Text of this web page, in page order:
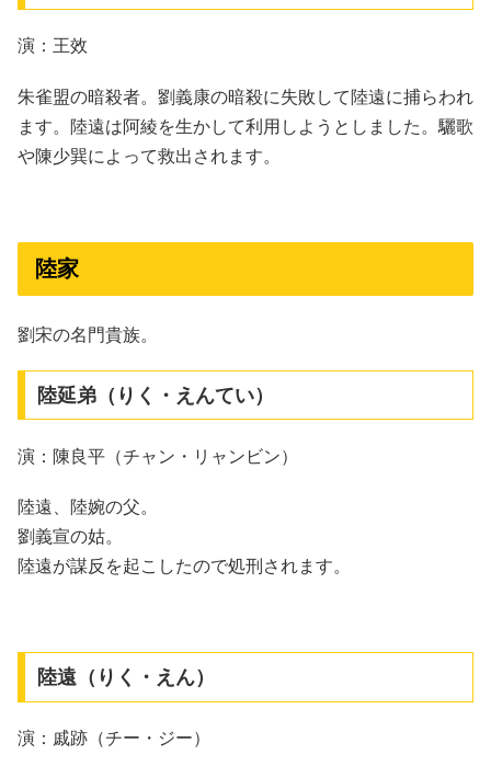
演：王效
朱雀盟の暗殺者。劉義康の暗殺に失敗して陸遠に捕らわれ
ます。陸遠は阿綾を生かして利用しようとしました。驪歌
や陳少巽によって救出されます。
陸家
劉宋の名門貴族。
陸延弟（りく・えんてい）
演：陳良平（チャン・リャンビン）
陸遠、陸婉の父。
劉義宣の姑。
陸遠が謀反を起こしたので処刑されます。
陸遠（りく・えん）
演：戚跡（チー・ジー）